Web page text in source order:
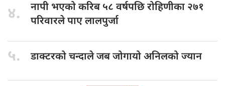
४. नापी भएकोकरिब ५८ वर्षपछि रोहिणीका २७१
परिवारले पाए लालपुर्जा
५. डाक्टरको चन्दालेजब जोगायो अनिलको ज्यान